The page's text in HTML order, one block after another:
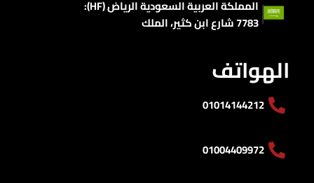
المملكة العربية السعودية الرياض (HF):
7783 شارع ابن كثير، الملك
الهواتف
01014144212
01004409972